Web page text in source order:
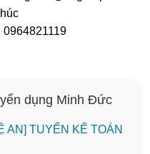
dụng Minh Đức
AN] TUYỂN KẾ TOÁN